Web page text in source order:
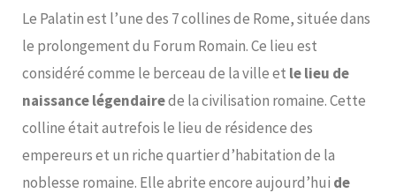
Le Palatin est l’une des 7 collines de Rome, située dans
le prolongement du Forum Romain. Ce lieu est
considéré comme le berceau de la ville et le lieu de
naissance légendairede la civilisation romaine. Cette
colline était autrefois le lieu de résidence des
empereurs et un riche quartier d’habitation de la
noblesse romaine. Elle abrite encore aujourd’hui de